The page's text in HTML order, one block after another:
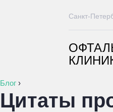
Санкт-
Блог ›
Цитаты